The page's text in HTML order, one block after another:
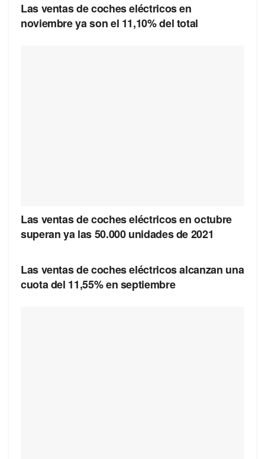
Las ventas de coches eléctricos en
noviembre ya son el 11,10% del total
Las ventas de coches eléctricos en octubre
superan ya las 50.000 unidades de 2021
Las ventas de coches eléctricos alcanzan una
cuota del 11,55% en septiembre